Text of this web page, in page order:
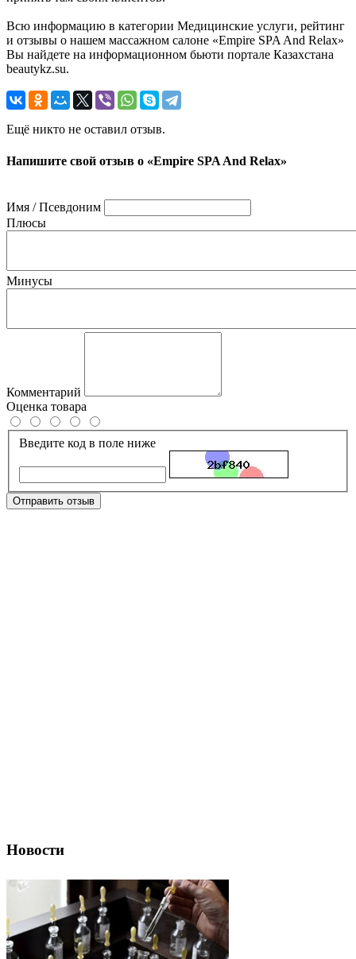
Всю информацию в категории Медицинские услуги, рейтинг
и отзывы о нашем массажном салоне «Empire SPA And Relax»
Вы найдете на информационном бьюти портале Казахстана
beautykz.su.
Ещё никто не оставил отзыв.
Напишите свой отзыв о «Empire SPA And Relax»
Имя / Псевдоним
Плюсы
Минусы
Комментарий
Оценка товара
Введите код в поле ниже
Отправить отзыв
Новости